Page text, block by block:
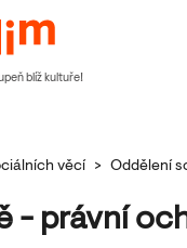
blíž kultuře!
věcí > Oddělení
- právní